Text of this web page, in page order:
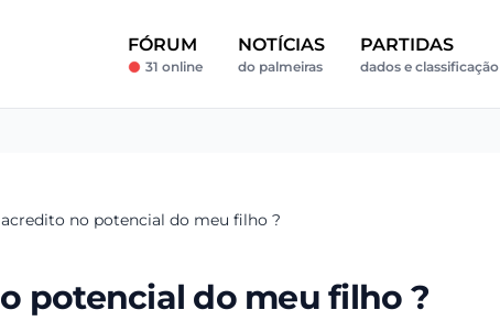
FÓRUM
31 online
NOTÍCIAS
do palmeiras
PARTIDAS
dados e classificação
acredito no potencial do meu filho ?
potencial do meu filho ?